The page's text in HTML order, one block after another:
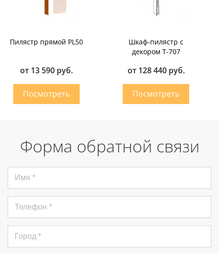
Пилястр прямой PL50
от 13 590 руб.
Шкаф-пилястр с
декором T-707
от 128 440 руб.
Форма обратной связи